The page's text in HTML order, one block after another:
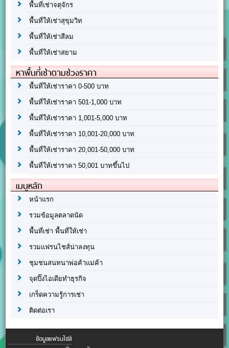
พื้นที่เช่าจตุจักร
พื้นที่ให้เช่าสุขุมวิท
พื้นที่ให้เช่าสีลม
พื้นที่ให้เช่าสยาม
หาพื้นที่เช่าตามช่วงราคา
พื้นที่ให้เช่าราคา 0-500 บาท
พื้นที่ให้เช่าราคา 501-1,000 บาท
พื้นที่ให้เช่าราคา 1,001-5,000 บาท
พื้นที่ให้เช่าราคา 10,001-20,000 บาท
พื้นที่ให้เช่าราคา 20,001-50,000 บาท
พื้นที่ให้เช่าราคา 50,001 บาทขึ้นไป
เมนูหลัก
หน้าแรก
รวมข้อมูลตลาดนัด
พื้นที่เช่า พื้นที่ให้เช่า
รวมแฟรนไชส์น่าลงทุน
ชุมชนสนทนาพ่อค้าแม่ค้า
จุดปิ๊งไอเดียทำธุรกิจ
เกร็ดความรู้การเช่า
ติดต่อเรา
ข้อมูลแฟรนไชส์